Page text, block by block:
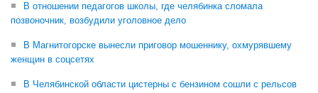
В отношении педагогов школы, где челябинка сломала
позвоночник, возбудили уголовное дело
В Магнитогорске вынесли приговор мошеннику, охмурявшему
женщин в соцсетях
В Челябинской области цистерны с бензином сошли с рельсов